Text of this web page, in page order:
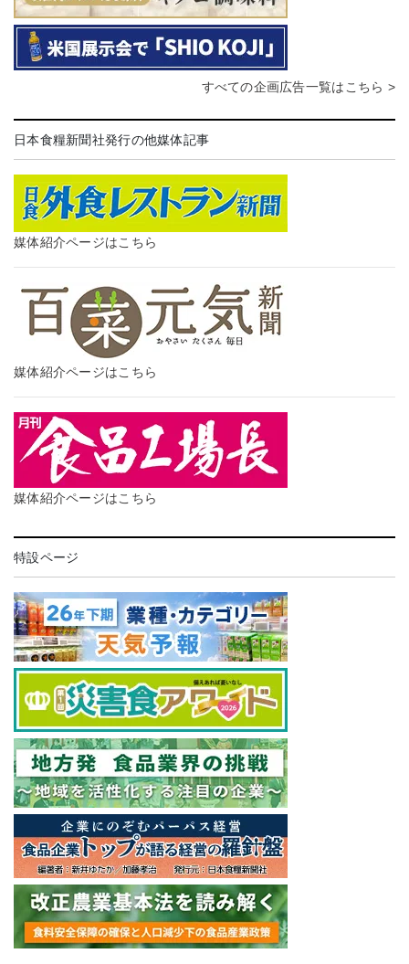
すべての企画広告一覧はこちら >
日本食糧新聞社発行の他媒体記事
媒体紹介ページはこちら
媒体紹介ページはこちら
媒体紹介ページはこちら
特設ページ